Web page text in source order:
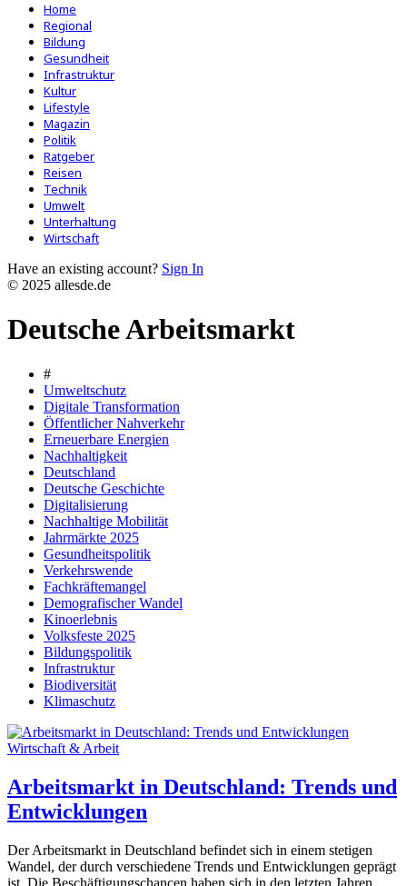
Home
Regional
Bildung
Gesundheit
Infrastruktur
Kultur
Lifestyle
Magazin
Politik
Ratgeber
Reisen
Technik
Umwelt
Unterhaltung
Wirtschaft
Have an existing account? Sign In
© 2025 allesde.de
Deutsche Arbeitsmarkt
#
Umweltschutz
Digitale Transformation
Öffentlicher Nahverkehr
Erneuerbare Energien
Nachhaltigkeit
Deutschland
Deutsche Geschichte
Digitalisierung
Nachhaltige Mobilität
Jahrmärkte 2025
Gesundheitspolitik
Verkehrswende
Fachkräftemangel
Demografischer Wandel
Kinoerlebnis
Volksfeste 2025
Bildungspolitik
Infrastruktur
Biodiversität
Klimaschutz
Wirtschaft & Arbeit
Arbeitsmarkt in Deutschland: Trends und
Entwicklungen
Der Arbeitsmarkt in Deutschland befindet sich in einem stetigen
Wandel, der durch verschiedene Trends und Entwicklungen geprägt
ist. Die Beschäftigungschancen haben sich in den letzten Jahren